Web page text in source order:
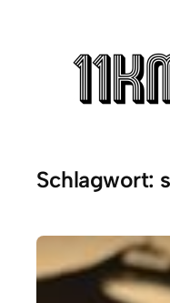
Schlagwort: